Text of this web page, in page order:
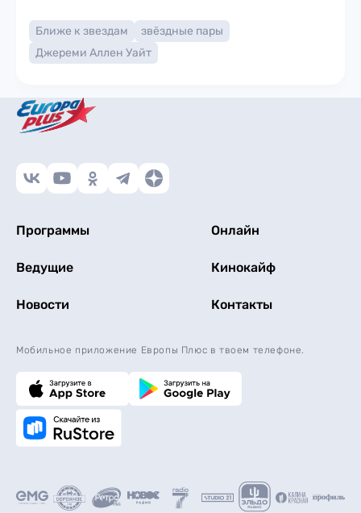
Ближе к звездам
звёздные пары
Джереми Аллен Уайт
Программы Онлайн
Ведущие Кинокайф
Новости Контакты
Мобильное приложение Европы Плюс в твоем телефоне.